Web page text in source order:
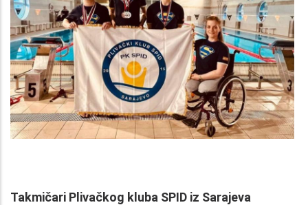
Takmičari Plivačkog kluba SPID iz Sarajeva